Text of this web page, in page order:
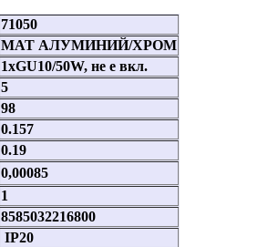
71050
МАТ АЛУМИНИЙ/ХРОМ
1xGU10/50W, не е вкл.
5
98
0.157
0.19
0,00085
1
8585032216800
IP20